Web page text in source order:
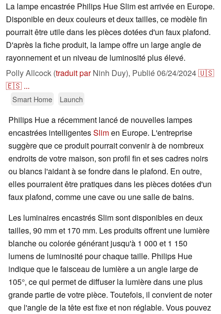
La lampe encastrée Philips Hue Slim est arrivée en Europe.
Disponible en deux couleurs et deux tailles, ce modèle fin
pourrait être utile dans les pièces dotées d'un faux plafond.
D'après la fiche produit, la lampe offre un large angle de
rayonnement et un niveau de luminosité plus élevé.
Polly Allcock (traduit parNinh Duy), Publié06/24/2024🇺🇸
🇪🇸 ...
Smart Home Launch
Philips Hue a récemment lancé de nouvelles lampes
encastrées intelligentesSlimen Europe. L'entreprise
suggère que ce produit pourrait convenir à de nombreux
endroits de votre maison, son profil fin et ses cadres noirs
ou blancs l'aidant à se fondre dans le plafond. En outre,
elles pourraient être pratiques dans les pièces dotées d'un
faux plafond, comme une cave ou une salle de bains.
Les luminaires encastrés Slim sont disponibles en deux
tailles, 90 mm et 170 mm. Les produits offrent une lumière
blanche ou colorée générant jusqu'à 1 000 et 1 150
lumens de luminosité pour chaque taille. Philips Hue
indique que le faisceau de lumière a un angle large de
105°, ce qui permet de diffuser la lumière dans une plus
grande partie de votre pièce. Toutefois, il convient de noter
que l'angle de la tête est fixe et non réglable. Vous pouvez